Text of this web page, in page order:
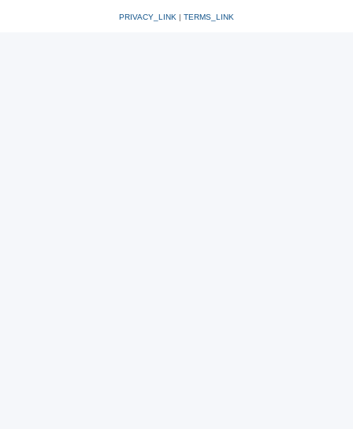
PRIVACY_LINK | TERMS_LINK